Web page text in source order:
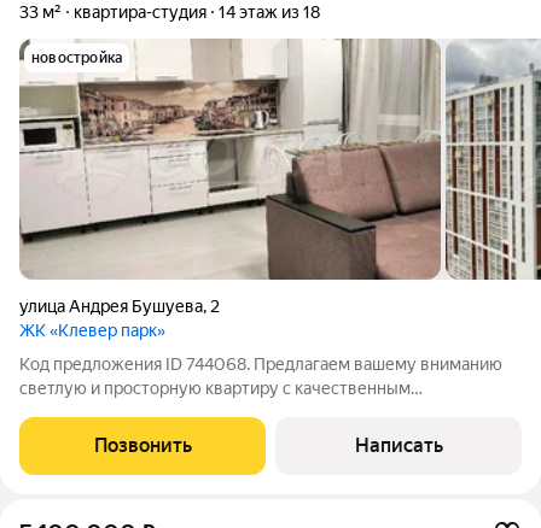
33 м² квартира-студия 14 этаж из 18
новостройка
улица Андрея Бушуева, 2
ЖК «Клевер парк»
Код предложения ID 744068. Предлагаем вашему вниманию
светлую и просторную квартиру с качественным
кто ценит комфорт, безопасность и развитую
инфраструктуру.Преимущества жилого
Позвонить Написать